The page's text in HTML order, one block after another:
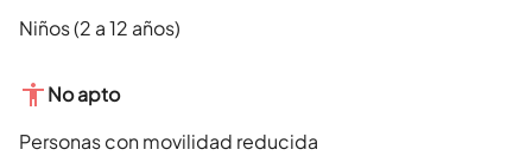
Niños (2 a 12 años)
No apto
Personas con movilidad reducida